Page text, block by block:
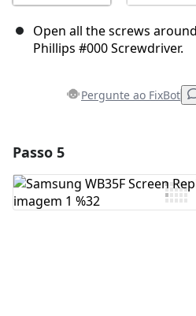
Open all the screws
Phillips #000 Screwdriver.
Pergunte ao FixBot
Comentar
Passo 5